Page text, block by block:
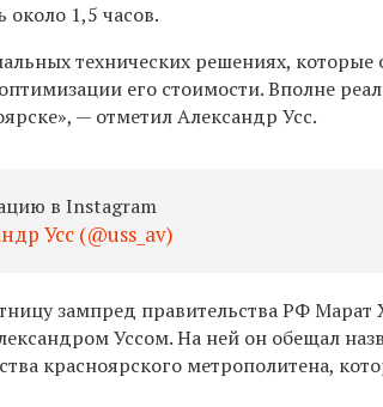
1,5 часов.
технических решениях, которые
его стоимости. Вполне
— отметил Александр Усс.
в Instagram
Усс (@uss_av)
зампред правительства РФ Марат
Уссом. На ней он обещал
красноярского метрополитена,